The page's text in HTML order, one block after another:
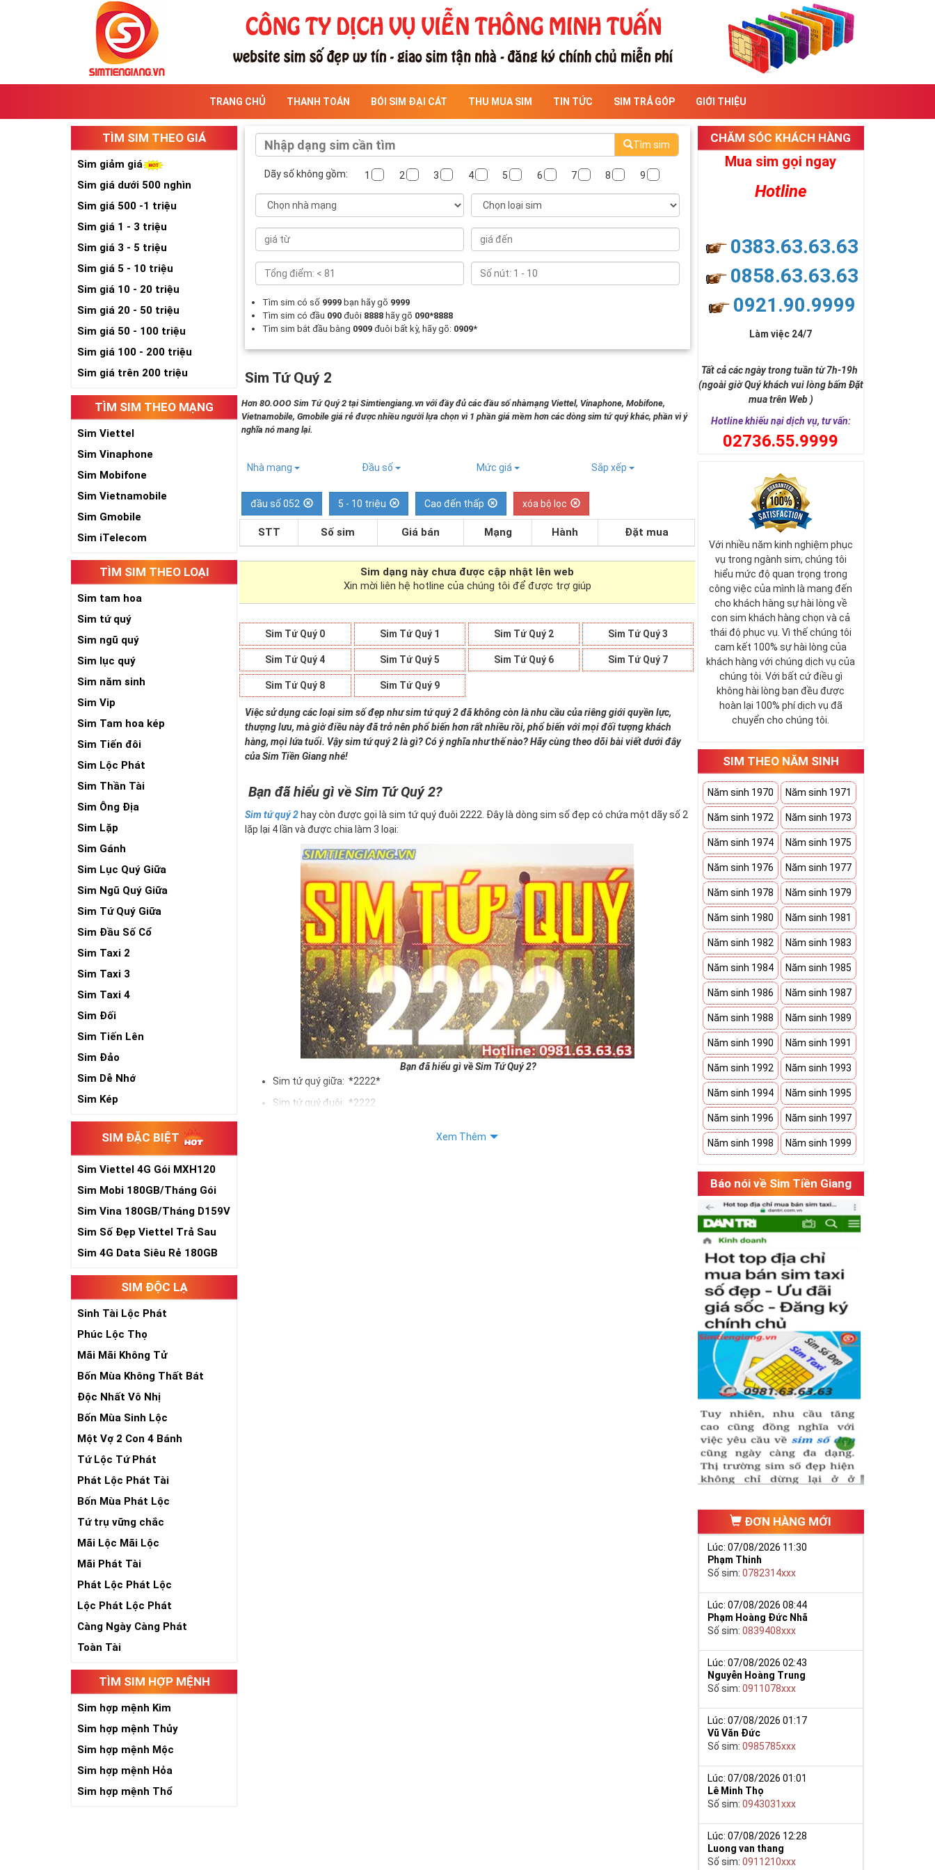
TRANG CHỦ THANH TOÁN BÓI SIM ĐẠI CÁT THU MUA SIM TIN TỨC SIM TRẢ GÓP GIỚI THIỆU
TÌM SIM THEO GIÁ
Sim giảm giá
Sim giá dưới 500 nghìn
Sim giá 500 -1 triệu
Sim giá 1 - 3 triệu
Sim giá 3 - 5 triệu
Sim giá 5 - 10 triệu
Sim giá 10 - 20 triệu
Sim giá 20 - 50 triệu
Sim giá 50 - 100 triệu
Sim giá 100 - 200 triệu
Sim giá trên 200 triệu
TÌM SIM THEO MẠNG
Sim Viettel
Sim Vinaphone
Sim Mobifone
Sim Vietnamobile
Sim Gmobile
Sim iTelecom
TÌM SIM THEO LOẠI
Sim tam hoa
Sim tứ quý
Sim ngũ quý
Sim lục quý
Sim năm sinh
Sim Vip
Sim Tam hoa kép
Sim Tiến đôi
Sim Lộc Phát
Sim Thần Tài
Sim Ông Địa
Sim Lặp
Sim Gánh
Sim Lục Quý Giữa
Sim Ngũ Quý Giữa
Sim Tứ Quý Giữa
Sim Đầu Số Cổ
Sim Taxi 2
Sim Taxi 3
Sim Taxi 4
Sim Đối
Sim Tiến Lên
Sim Đảo
Sim Dễ Nhớ
Sim Kép
SIM ĐẶC BIỆT
Sim Viettel 4G Gói MXH120
Siêu Rẻ
Sim Mobi 180GB/Tháng Gói
TK159
Sim Vina 180GB/Tháng D159V
Sim Số Đẹp Viettel Trả Sau
Sim 4G Data Siêu Rẻ 180GB
SIM ĐỘC LẠ
Sinh Tài Lộc Phát
Phúc Lộc Thọ
Mãi Mãi Không Tử
Bốn Mùa Không Thất Bát
Độc Nhất Vô Nhị
Bốn Mùa Sinh Lộc
Một Vợ 2 Con 4 Bánh
Tứ Lộc Tứ Phát
Phát Lộc Phát Tài
Bốn Mùa Phát Lộc
Tứ trụ vững chắc
Mãi Lộc Mãi Lộc
Mãi Phát Tài
Phát Lộc Phát Lộc
Lộc Phát Lộc Phát
Càng Ngày Càng Phát
Toàn Tài
TÌM SIM HỢP MỆNH
Sim hợp mệnh Kim
Sim hợp mệnh Thủy
Sim hợp mệnh Mộc
Sim hợp mệnh Hỏa
Sim hợp mệnh Thổ
Tìm sim
Dãy số không gồm: 1 2 3 4 5 6 7 8 9
Tìm sim có số 9999 bạn hãy gõ 9999
Tìm sim có đầu 090đuôi 8888 hãy gõ 090*8888
Tìm sim bắt đầu bằng 0909 đuôi bất kỳ, hãy gõ: 0909*
Sim Tứ Quý 2
Hơn 8O.OOO Sim Tứ Quý 2 tại Simtiengiang.vn với đầy đủ các đầu số nhàmạng Viettel, Vinaphone, Mobifone,
Vietnamobile, Gmobile giá rẻ được nhiều người lựa chọn vì 1 phần giá mềm hơn các dòng sim tứ quý khác, phần vì ý
nghĩa nó mang lại.
Nhà mạng Đầu số Mức giá Sắp xếp
đầu số 052 5 - 10 triệu Cao đến thấp xóa bộ lọc
STT Số sim Giá bán Mạng Hành Đặt mua
Sim dạng này chưa được cập nhật lên web
Xin mời liên hệ hotline của chúng tôi để được trợ giúp
Sim Tứ Quý 0 Sim Tứ Quý 1 Sim Tứ Quý 2 Sim Tứ Quý 3
Sim Tứ Quý 4 Sim Tứ Quý 5 Sim Tứ Quý 6 Sim Tứ Quý 7
Sim Tứ Quý 8 Sim Tứ Quý 9
Việc sử dụng các loại sim số đẹp như sim tứ quý 2 đã không còn là nhu cầu của riêng giới quyền lực,
thượng lưu, mà giờ điều này đã trở nên phổ biến hơn rất nhiều rồi, phổ biến với mọi đối tượng khách
hàng, mọi lứa tuổi. Vậy sim tứ quý 2 là gì? Có ý nghĩa như thế nào? Hãy cùng theo dõi bài viết dưới đây
của Sim Tiền Giang nhé!
Bạn đã hiểu gì về Sim Tứ Quý 2?
Sim tứ quý 2 hay còn được gọi là sim tứ quý đuôi 2222. Đây là dòng sim số đẹp có chứa một dãy số 2
lặp lại 4 lần và được chia làm 3 loại:
Bạn đã hiểu gì về Sim Tứ Quý 2?
Sim tứ quý giữa: *2222*
Sim tứ quý đuôi: *2222
Xem Thêm
CHĂM SÓC KHÁCH HÀNG
Mua sim gọi ngay
Hotline
0383.63.63.63
0858.63.63.63
0921.90.9999
Làm việc 24/7
Tất cả các ngày trong tuần từ 7h-19h
(ngoài giờ Quý khách vui lòng bấm Đặt
mua trên Web )
Hotline khiếu nại dịch vụ, tư vấn:
02736.55.9999
Với nhiều năm kinh nghiệm phục
vụ trong ngành sim, chúng tôi
hiểu mức độ quan trọng trong
công việc của mình là mang đến
cho khách hàng sự hài lòng về
con sim khách hàng chọn và cả
thái độ phục vụ. Vì thế chúng tôi
cam kết 100% sự hài lòng của
khách hàng với chúng dịch vụ của
chúng tôi. Với bất cứ điều gì
không hài lòng bạn đều được
hoàn lại 100% phí dịch vụ đã
chuyển cho chúng tôi.
SIM THEO NĂM SINH
Năm sinh 1970 Năm sinh 1971
Năm sinh 1972 Năm sinh 1973
Năm sinh 1974 Năm sinh 1975
Năm sinh 1976 Năm sinh 1977
Năm sinh 1978 Năm sinh 1979
Năm sinh 1980 Năm sinh 1981
Năm sinh 1982 Năm sinh 1983
Năm sinh 1984 Năm sinh 1985
Năm sinh 1986 Năm sinh 1987
Năm sinh 1988 Năm sinh 1989
Năm sinh 1990 Năm sinh 1991
Năm sinh 1992 Năm sinh 1993
Năm sinh 1994 Năm sinh 1995
Năm sinh 1996 Năm sinh 1997
Năm sinh 1998 Năm sinh 1999
Báo nói về Sim Tiền Giang
ĐƠN HÀNG MỚI
Lúc: 07/08/2026 11:30
Phạm Thinh
Số sim:0782314xxx
Lúc: 07/08/2026 08:44
Phạm Hoàng Đức Nhã
Số sim:0839408xxx
Lúc: 07/08/2026 02:43
Nguyễn Hoàng Trung
Số sim:0911078xxx
Lúc: 07/08/2026 01:17
Vũ Văn Đức
Số sim:0985785xxx
Lúc: 07/08/2026 01:01
Lê Minh Thọ
Số sim:0943031xxx
Lúc: 07/08/2026 12:28
Luong van thang
Số sim:0911210xxx